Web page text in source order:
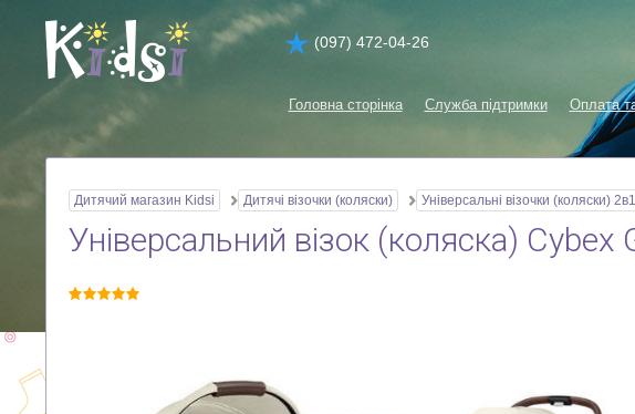
(097) 472-04-26
Головна сторінка Служба підтримки Оплата
Дитячий магазин Kidsi Дитячі візочки (коляски) Універсальні візочки (коляски) 2в1
Універсальний візок (коляска)